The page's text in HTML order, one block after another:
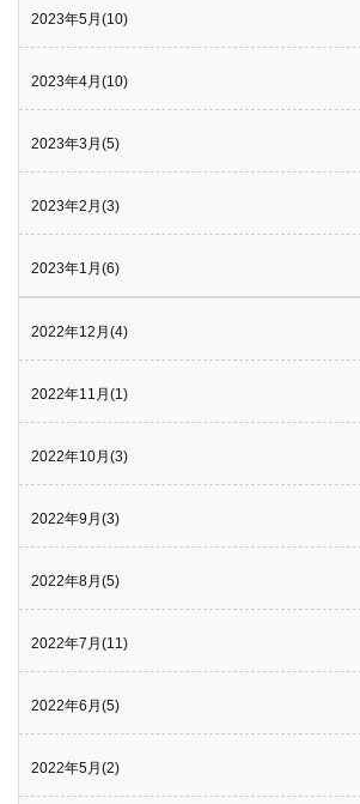
2023年5月(10)
2023年4月(10)
2023年3月(5)
2023年2月(3)
2023年1月(6)
2022年12月(4)
2022年11月(1)
2022年10月(3)
2022年9月(3)
2022年8月(5)
2022年7月(11)
2022年6月(5)
2022年5月(2)